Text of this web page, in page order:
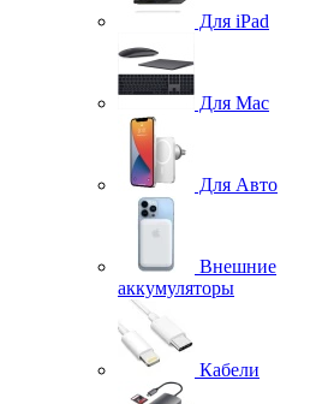
Для iPad
Для Mac
Для Авто
Внешние
аккумуляторы
Кабели